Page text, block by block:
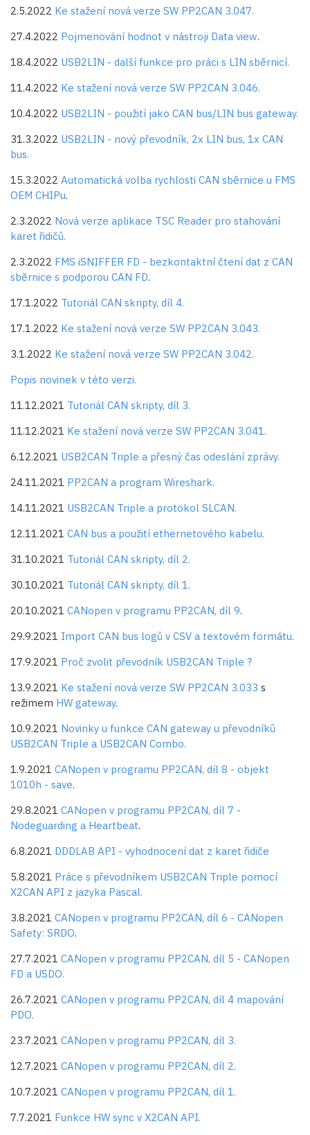
2.5.2022 Ke stažení nová verze SW PP2CAN 3.047.
27.4.2022 Pojmenování hodnot v nástroji Data view.
18.4.2022 USB2LIN - další funkce pro práci s LIN sběrnicí.
11.4.2022 Ke stažení nová verze SW PP2CAN 3.046.
10.4.2022 USB2LIN - použití jako CAN bus/LIN bus gateway.
31.3.2022 USB2LIN - nový převodník, 2x LIN bus, 1x CAN
bus.
15.3.2022 Automatická volba rychlosti CAN sběrnice u FMS
OEM CHIPu.
2.3.2022 Nová verze aplikace TSC Reader pro stahování
karet řidičů.
2.3.2022 FMS iSNIFFER FD - bezkontaktní čtení dat z CAN
sběrnice s podporou CAN FD.
17.1.2022 Tutoriál CAN skripty, díl 4.
17.1.2022 Ke stažení nová verze SW PP2CAN 3.043.
3.1.2022 Ke stažení nová verze SW PP2CAN 3.042.
Popis novinek v této verzi.
11.12.2021 Tutoriál CAN skripty, díl 3.
11.12.2021 Ke stažení nová verze SW PP2CAN 3.041.
6.12.2021 USB2CAN Triple a přesný čas odeslání zprávy.
24.11.2021 PP2CAN a program Wireshark.
14.11.2021 USB2CAN Triple a protokol SLCAN.
12.11.2021 CAN bus a použití ethernetového kabelu.
31.10.2021 Tutoriál CAN skripty, díl 2.
30.10.2021 Tutoriál CAN skripty, díl 1.
20.10.2021 CANopen v programu PP2CAN, díl 9.
29.9.2021 Import CAN bus logů v CSV a textovém formátu.
17.9.2021 Proč zvolit převodník USB2CAN Triple ?
13.9.2021 Ke stažení nová verze SW PP2CAN 3.033 s
režimem HW gateway.
10.9.2021 Novinky u funkce CAN gateway u převodníků
USB2CAN Triple a USB2CAN Combo.
1.9.2021 CANopen v programu PP2CAN, díl 8 - objekt
1010h - save.
29.8.2021 CANopen v programu PP2CAN, díl 7 -
Nodeguarding a Heartbeat.
6.8.2021 DDDLAB API - vyhodnocení dat z karet řidiče
5.8.2021 Práce s převodníkem USB2CAN Triple pomocí
X2CAN API z jazyka Pascal.
3.8.2021 CANopen v programu PP2CAN, díl 6 - CANopen
Safety: SRDO.
27.7.2021 CANopen v programu PP2CAN, díl 5 - CANopen
FD a USDO.
26.7.2021 CANopen v programu PP2CAN, díl 4 mapování
PDO.
23.7.2021 CANopen v programu PP2CAN, díl 3.
12.7.2021 CANopen v programu PP2CAN, díl 2.
10.7.2021 CANopen v programu PP2CAN, díl 1.
7.7.2021 Funkce HW sync v X2CAN API.